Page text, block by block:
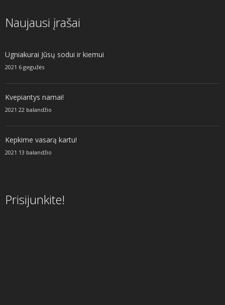
Naujausi įrašai
Ugniakurai Jūsų sodui ir kiemui
2021 6 gegužės
Kvepiantys namai!
2021 22 balandžio
Kepkime vasarą kartu!
2021 13 balandžio
Prisijunkite!